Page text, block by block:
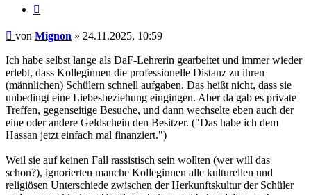
Beitrag
von Mignon » 24.11.2025, 10:59
Ich habe selbst lange als DaF-Lehrerin gearbeitet und immer wieder
erlebt, dass Kolleginnen die professionelle Distanz zu ihren
(männlichen) Schülern schnell aufgaben. Das heißt nicht, dass sie
unbedingt eine Liebesbeziehung eingingen. Aber da gab es private
Treffen, gegenseitige Besuche, und dann wechselte eben auch der
eine oder andere Geldschein den Besitzer. ("Das habe ich dem
Hassan jetzt einfach mal finanziert.")
Weil sie auf keinen Fall rassistisch sein wollten (wer will das
schon?), ignorierten manche Kolleginnen alle kulturellen und
religiösen Unterschiede zwischen der Herkunftskultur der Schüler